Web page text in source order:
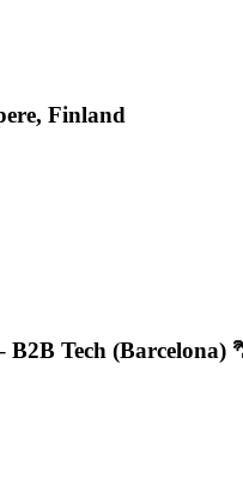
Finland
Tech (Barcelona)